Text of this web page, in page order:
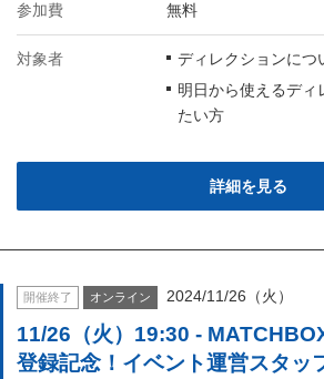
参加費 無料
対象者
ディレクションにつ
明日から使えるディ
たい方
詳細を見る
開催終了 オンライン 2024/11/26（火）
11/26（火）19:30 -
登録記念！イベント運営スタッ